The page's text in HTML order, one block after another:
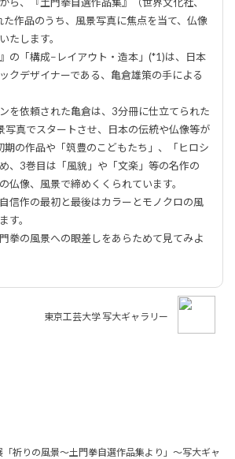
作品のうち、風景写真に焦点を当て、仏像
たします。
の「構成−レイアウト・造本」(*1)は、日本
クデザイナーである、亀倉雄策の手による
を依頼された亀倉は、3分冊に仕立てられた
写真でスタートさせ、日本の伝統や仏像等が
期の作品や「筑豊のこどもたち」、「ヒロシ
、3巻目は「風貌」や「文楽」等の名作の
仏像、風景で締めくくられています。
信作の最初と最後はカラーとモノクロの風
す。
拳の風景への眼差しをあらためて見てみよ
東京工芸大学 写大ギャラリー
祈りの風景〜土門拳󠄁自選作品集より」〜写大ギャ